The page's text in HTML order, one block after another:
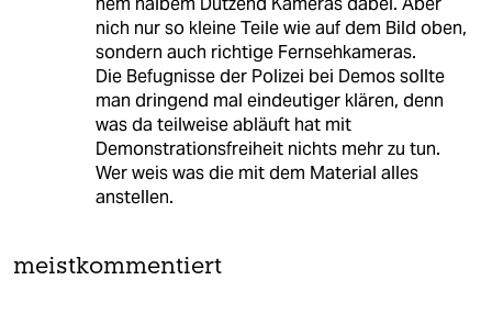
nich nur so kleine Teile wie auf dem Bild oben,
sondern auch richtige Fernsehkameras.
Die Befugnisse der Polizei bei Demos sollte
man dringend mal eindeutiger klären, denn
was da teilweise abläuft hat mit
Demonstrationsfreiheit nichts mehr zu tun.
Wer weis was die mit dem Material alles
anstellen.
meistkommentiert